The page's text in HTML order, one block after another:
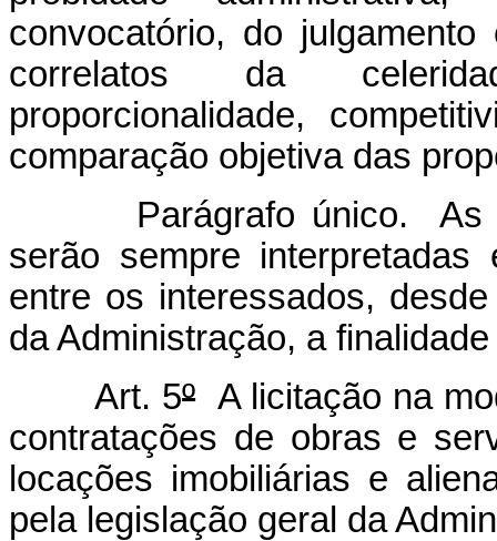
convocatório, do
correlatos da
proporcionalidade,
comparação objetiva das
Parágrafo único. As
serão sempre
entre os interessados,
da Administração, a
Art. 5ºA licitação na
contratações de obras e
locações imobiliárias e
pela legislação geral da